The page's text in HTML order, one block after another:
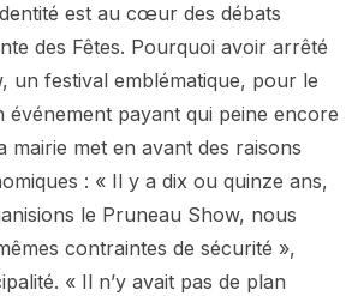
est au cœur des débats
des Fêtes. Pourquoi avoir arrêté
un festival emblématique, pour le
payant qui peine encore
mairie met en avant des raisons
: « Il y a dix ou quinze ans,
le Pruneau Show, nous
contraintes de sécurité »,
« Il n’y avait pas de plan